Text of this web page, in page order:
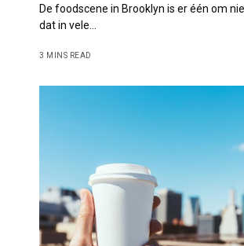
De foodscene in Brooklyn is er één om
dat in vele…
3 MINS READ